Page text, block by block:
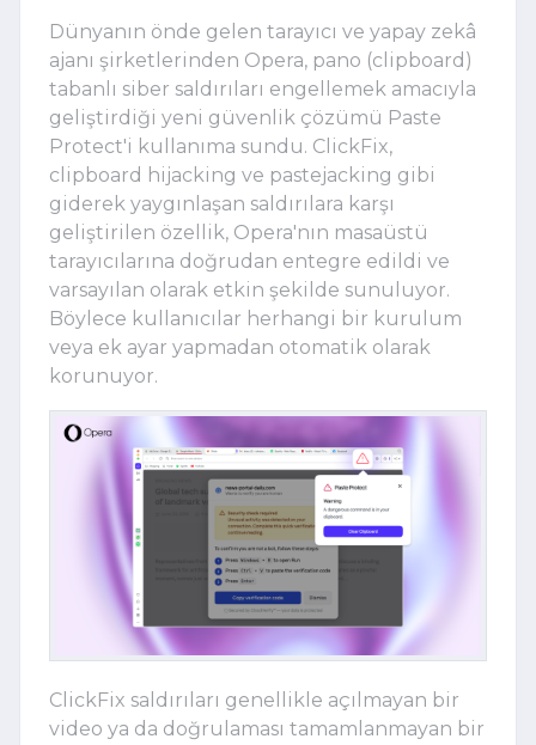
Dünyanın önde gelen tarayıcı ve yapay zekâ
ajanı şirketlerinden Opera, pano (clipboard)
tabanlı siber saldırıları engellemek amacıyla
geliştirdiği yeni güvenlik çözümü Paste
Protect'i kullanıma sundu. ClickFix,
clipboard hijacking ve pastejacking gibi
giderek yaygınlaşan saldırılara karşı
geliştirilen özellik, Opera'nın masaüstü
tarayıcılarına doğrudan entegre edildi ve
varsayılan olarak etkin şekilde sunuluyor.
Böylece kullanıcılar herhangi bir kurulum
veya ek ayar yapmadan otomatik olarak
korunuyor.
ClickFix saldırıları genellikle açılmayan bir
video ya da doğrulaması tamamlanmayan bir